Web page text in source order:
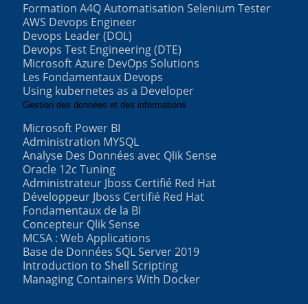
Formation A4Q Automatisation Selenium Tester
AWS Devops Engineer
Devops Leader (DOL)
Devops Test Engineering (DTE)
Microsoft Azure DevOps Solutions
Les Fondamentaux Devops
Using kubernetes as a Developer
Gestion des données et des informations
Microsoft Power BI
Administration MYSQL
Analyse Des Données avec Qlik Sense
Oracle 12c Tuning
Administrateur Jboss Certifié Red Hat
Développeur Jboss Certifié Red Hat
Fondamentaux de la BI
Concepteur Qlik Sense
MCSA : Web Applications
Base de Données SQL Server 2019
Introduction to Shell Scripting
Managing Containers With Docker